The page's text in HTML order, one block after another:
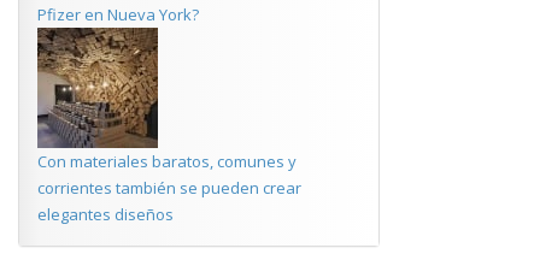
Pfizer en Nueva York?
Con materiales baratos, comunes y
corrientes también se pueden crear
elegantes diseños